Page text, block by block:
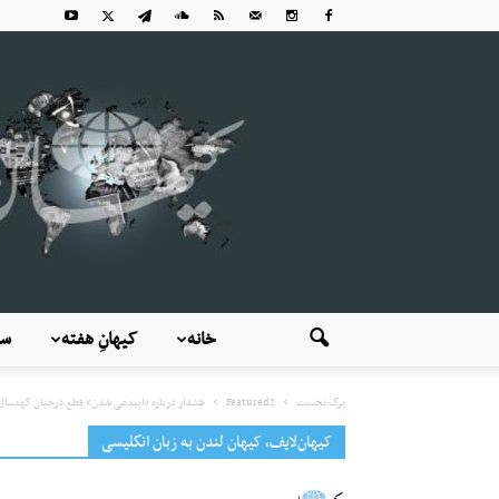
کیهانِ هفته خانه
برگ نخست Featured2 هشدار درباره «اپیدمی شدن» قطع درختان
کیهان‌لایف، کیهان لندن به زبان انگلیسی